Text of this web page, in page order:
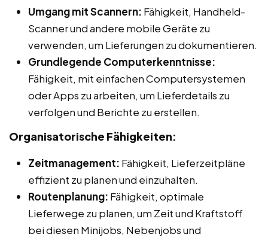
Umgang mit Scannern: Fähigkeit, Handheld-
Scanner und andere mobile Geräte zu
verwenden, um Lieferungen zu dokumentieren.
Grundlegende Computerkenntnisse:
Fähigkeit, mit einfachen Computersystemen
oder Apps zu arbeiten, um Lieferdetails zu
verfolgen und Berichte zu erstellen.
Organisatorische Fähigkeiten:
Zeitmanagement: Fähigkeit, Lieferzeitpläne
effizient zu planen und einzuhalten.
Routenplanung: Fähigkeit, optimale
Lieferwege zu planen, um Zeit und Kraftstoff
bei diesen Minijobs, Nebenjobs und